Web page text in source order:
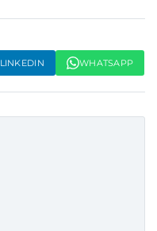
LINKEDIN WHATSAPP